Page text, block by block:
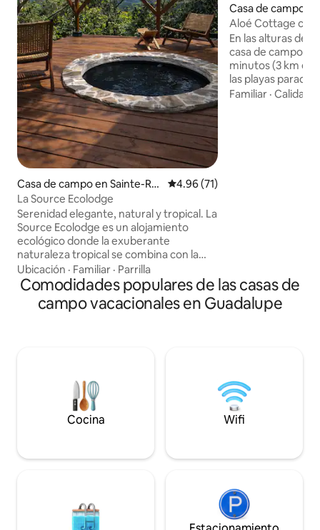
Casa de campo en Sainte-Ro
se
Calificación promedio: 4.96 de
4.96 (71)
La Source Ecolodge
Serenidad elegante, natural y tropical. La
Source Ecolodge es un alojamiento
ecológico donde la exuberante
naturaleza tropical se combina con la
comodidad elegante para ofrecer una
experiencia única. Disfruta de un
elegante espacio de alrededor de 100 m²
con cocina-bar, recámara doble,
envía una guía de bienvenida al realizar la
reservación. Incluye gastos de limpieza.
Ubicación · Familiar · Parrilla
Casa de campo
nne
Aloé Cottage con
En las alturas de
casa de campo
minutos (3 km en
las playas
Jolan y el pueblo. Gracias a su posición
Familiar ·Calidad-
Comodidades populares de las casas de
campo vacacionales en Guadalupe
Cocina Wifi